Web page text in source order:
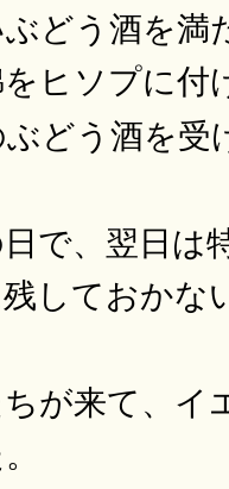
どう酒を
ヒソプに付
どう酒を受
で、翌日は
しておか
が来て、イ